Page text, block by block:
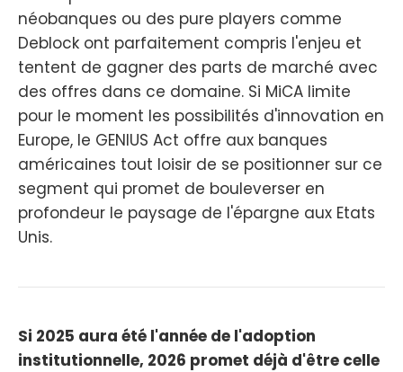
néobanques ou des pure players comme
Deblock ont parfaitement compris l'enjeu et
tentent de gagner des parts de marché avec
des offres dans ce domaine. Si MiCA limite
pour le moment les possibilités d'innovation en
Europe, le GENIUS Act offre aux banques
américaines tout loisir de se positionner sur ce
segment qui promet de bouleverser en
profondeur le paysage de l'épargne aux Etats
Unis.
Si 2025 aura été l'année de l'adoption
institutionnelle, 2026 promet déjà d'être celle